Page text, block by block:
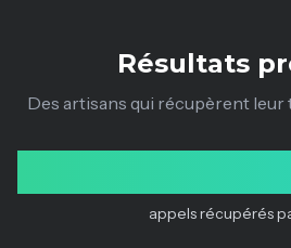
Résultats
Des artisans qui récupèrent
appels récupérés